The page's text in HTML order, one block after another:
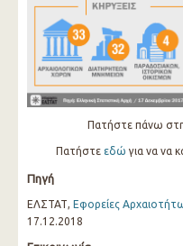
Πατήστε πάνω
Πατήστε εδώ για να να
Πηγή
ΕΛΣΤΑΤ, Εφορείες
17.12.2018